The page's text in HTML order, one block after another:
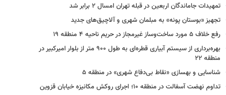
تمهیدات جاماندگان اربعین در قبله تهران امسال ۲ برابر شد
تجهیز «بوستان پونه» به مبلمان شهری و آلاچیق‌های جدید
رفع خلاف ۵ مورد ساخت‌وساز غیرمجاز در حریم ناحیه ۴ منطقه ۱۹
بهره‌برداری از سیستم آبیاری قطره‌ای به طول ۹۰۰ متر از بلوار امیرکبیر در
منطقه ۲۲
شناسایی و بهسازی «نقاط بی‌دفاع شهری» در منطقه ۵
تداوم نهضت آسفالت در منطقه ۱۰؛ اجرای روکش مکانیزه خیابان قزوین